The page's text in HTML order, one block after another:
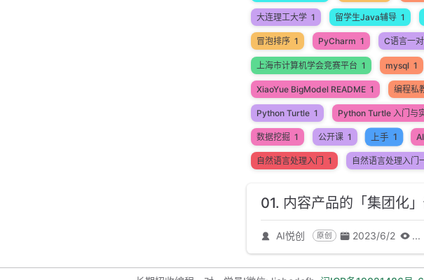
大连理工大学 1 留学生Java辅导 1
冒泡排序 1 PyCharm 1 C语言一
上海市计算机学会竞赛平台 1 mysql 1
XiaoYue BigModel README 1 编程私
Python Turtle 1 Python Turtle 入门与
数据挖掘 1 公开课 1 上手 1
自然语言处理入门 1 自然语言处理入门
01. 内容产品的「集团化
AI悦创 原创 2023/6/2 ...